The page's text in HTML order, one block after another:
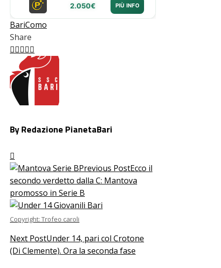
2.050€ PIÙ INFO
BariComo
Share
Facebook
Twitter
LinkedIn
Pinterest
Stumbleupon
By Redazione PianetaBari
Previous PostEcco il
secondo verdetto dalla C: Mantova
promosso in Serie B
Copyright: Trofeo caroli
Next PostUnder 14, pari col Crotone
(Di Clemente). Ora la seconda fase